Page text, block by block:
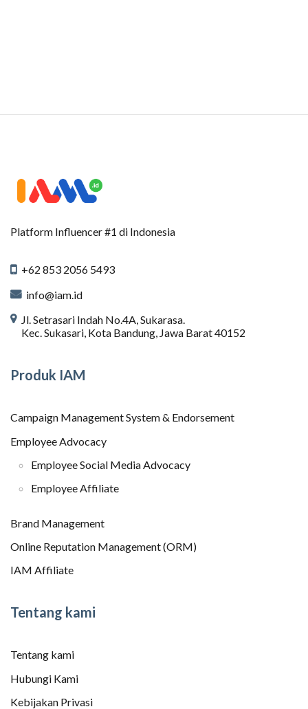
Platform Influencer #1 di Indonesia
+62 853 2056 5493
info@iam.id
Jl. Setrasari Indah No.4A, Sukarasa.
Kec. Sukasari, Kota Bandung, Jawa Barat 40152
Produk IAM
Campaign Management System & Endorsement
Employee Advocacy
Employee Social Media Advocacy
Employee Affiliate
Brand Management
Online Reputation Management (ORM)
IAM Affiliate
Tentang kami
Tentang kami
Hubungi Kami
Kebijakan Privasi